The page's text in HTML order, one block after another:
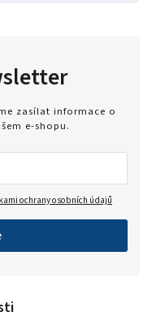
zasílat informace o
e-shopu.
ochrany osobních údajů